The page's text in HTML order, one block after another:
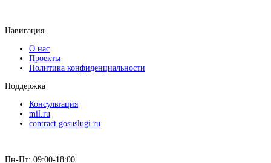
Навигация
О нас
Проекты
Политика конфиденциальности
Поддержка
Консультация
mil.ru
contract.gosuslugi.ru
Пн-Пт: 09:00-18:00